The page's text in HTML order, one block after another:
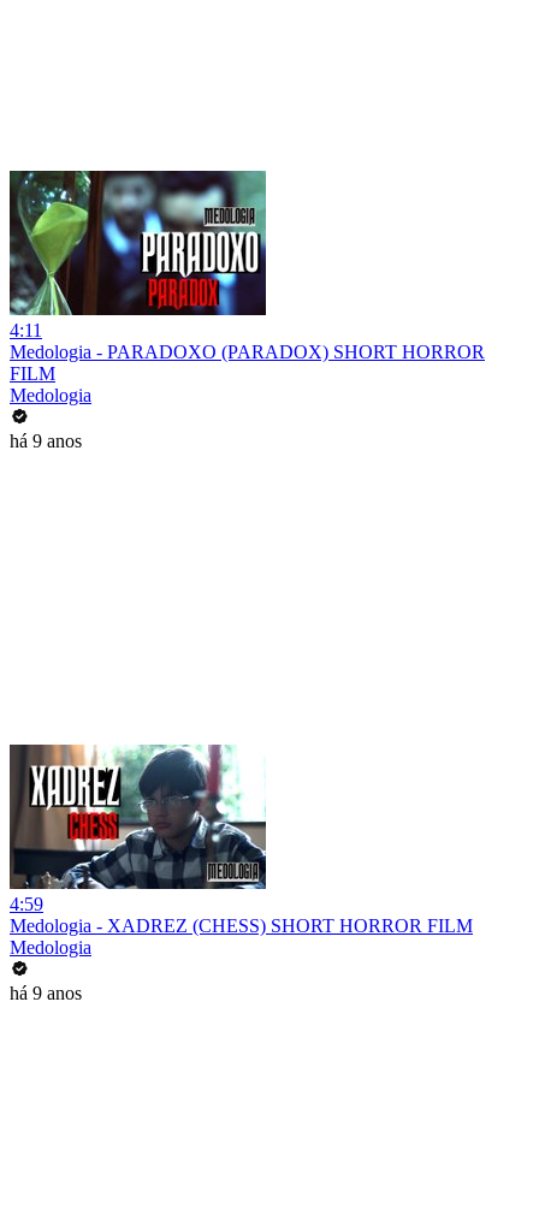
4:11
Medologia - PARADOXO (PARADOX) SHORT HORROR
FILM
Medologia
há 9 anos
4:59
Medologia - XADREZ (CHESS) SHORT HORROR FILM
Medologia
há 9 anos